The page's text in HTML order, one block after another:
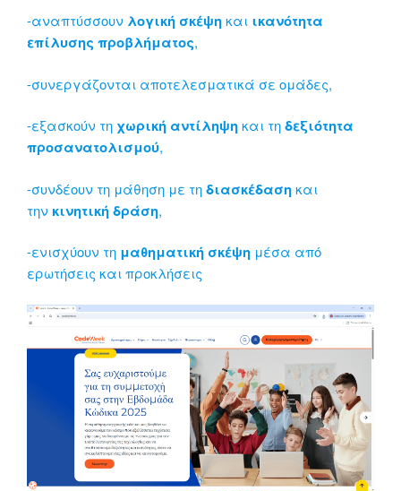
-αναπτύσσουν λογική σκέψηκαι ικανότητα
επίλυσης προβλήματος,
-συνεργάζονται αποτελεσματικά σε ομάδες,
-εξασκούν τη χωρική αντίληψηκαι τηδεξιότητα
προσανατολισμού,
-συνδέουν τη μάθηση με τηδιασκέδασηκαι
την κινητική δράση,
-ενισχύουν τη μαθηματική σκέψη μέσα από
ερωτήσεις και προκλήσεις